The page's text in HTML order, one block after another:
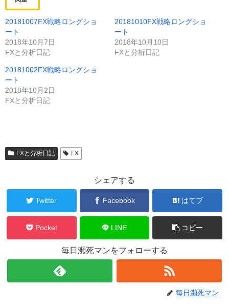
20181007FX戦略ロングショ
ート
2018年10月7日
FXと分析日記
20181010FX戦略ロングショ
ート
2018年10月10日
FXと分析日記
20181002FX戦略ロングショ
ート
2018年10月2日
FXと分析日記
FXと分析日記 FX
シェアする
Twitter Facebook はてブ
Pocket LINE コピー
毎日瀕死マンをフォローする
毎日瀕死マン